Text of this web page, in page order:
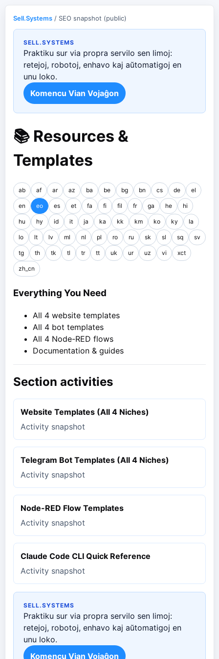
Sell.Systems / SEO snapshot (public)
SELL.SYSTEMS
Praktiku sur via propra servilo sen limoj:
retejoj, robotoj, enhavo kaj aŭtomatigoj en
unu loko.
Komencu Vian Vojaĝon
📚 Resources &
Templates
ab af ar az ba be bg bn cs de el
en eo es et fa fi fil fr ga he hi
hu hy id it ja ka kk km ko ky la
lo lt lv ml nl pl ro ru sk sl sq sv
tg th tk tl tr tt uk ur uz vi xct
zh_cn
Everything You Need
All 4 website templates
All 4 bot templates
All 4 Node-RED flows
Documentation & guides
Section activities
Website Templates (All 4 Niches)
Activity snapshot
Telegram Bot Templates (All 4 Niches)
Activity snapshot
Node-RED Flow Templates
Activity snapshot
Claude Code CLI Quick Reference
Activity snapshot
SELL.SYSTEMS
Praktiku sur via propra servilo sen limoj:
retejoj, robotoj, enhavo kaj aŭtomatigoj en
unu loko.
Komencu Vian Vojaĝon